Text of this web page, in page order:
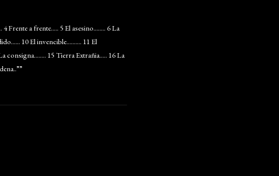
Frente a frente..... 5 El asesino........ 6 La
10 El invencible.......... 11 El
consigna........ 15 Tierra Extrañia..... 16 La